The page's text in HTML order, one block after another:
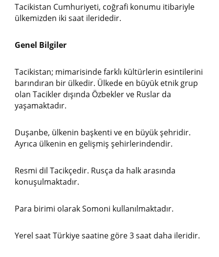
Tacikistan Cumhuriyeti, coğrafi konumu itibariyle
ülkemizden iki saat ileridedir.
Genel Bilgiler
Tacikistan; mimarisinde farklı kültürlerin esintilerini
barındıran bir ülkedir. Ülkede en büyük etnik grup
olan Tacikler dışında Özbekler ve Ruslar da
yaşamaktadır.
Duşanbe, ülkenin başkenti ve en büyük şehridir.
Ayrıca ülkenin en gelişmiş şehirlerindendir.
Resmi dil Tacikçedir. Rusça da halk arasında
konuşulmaktadır.
Para birimi olarak Somoni kullanılmaktadır.
Yerel saat Türkiye saatine göre 3 saat daha ileridir.